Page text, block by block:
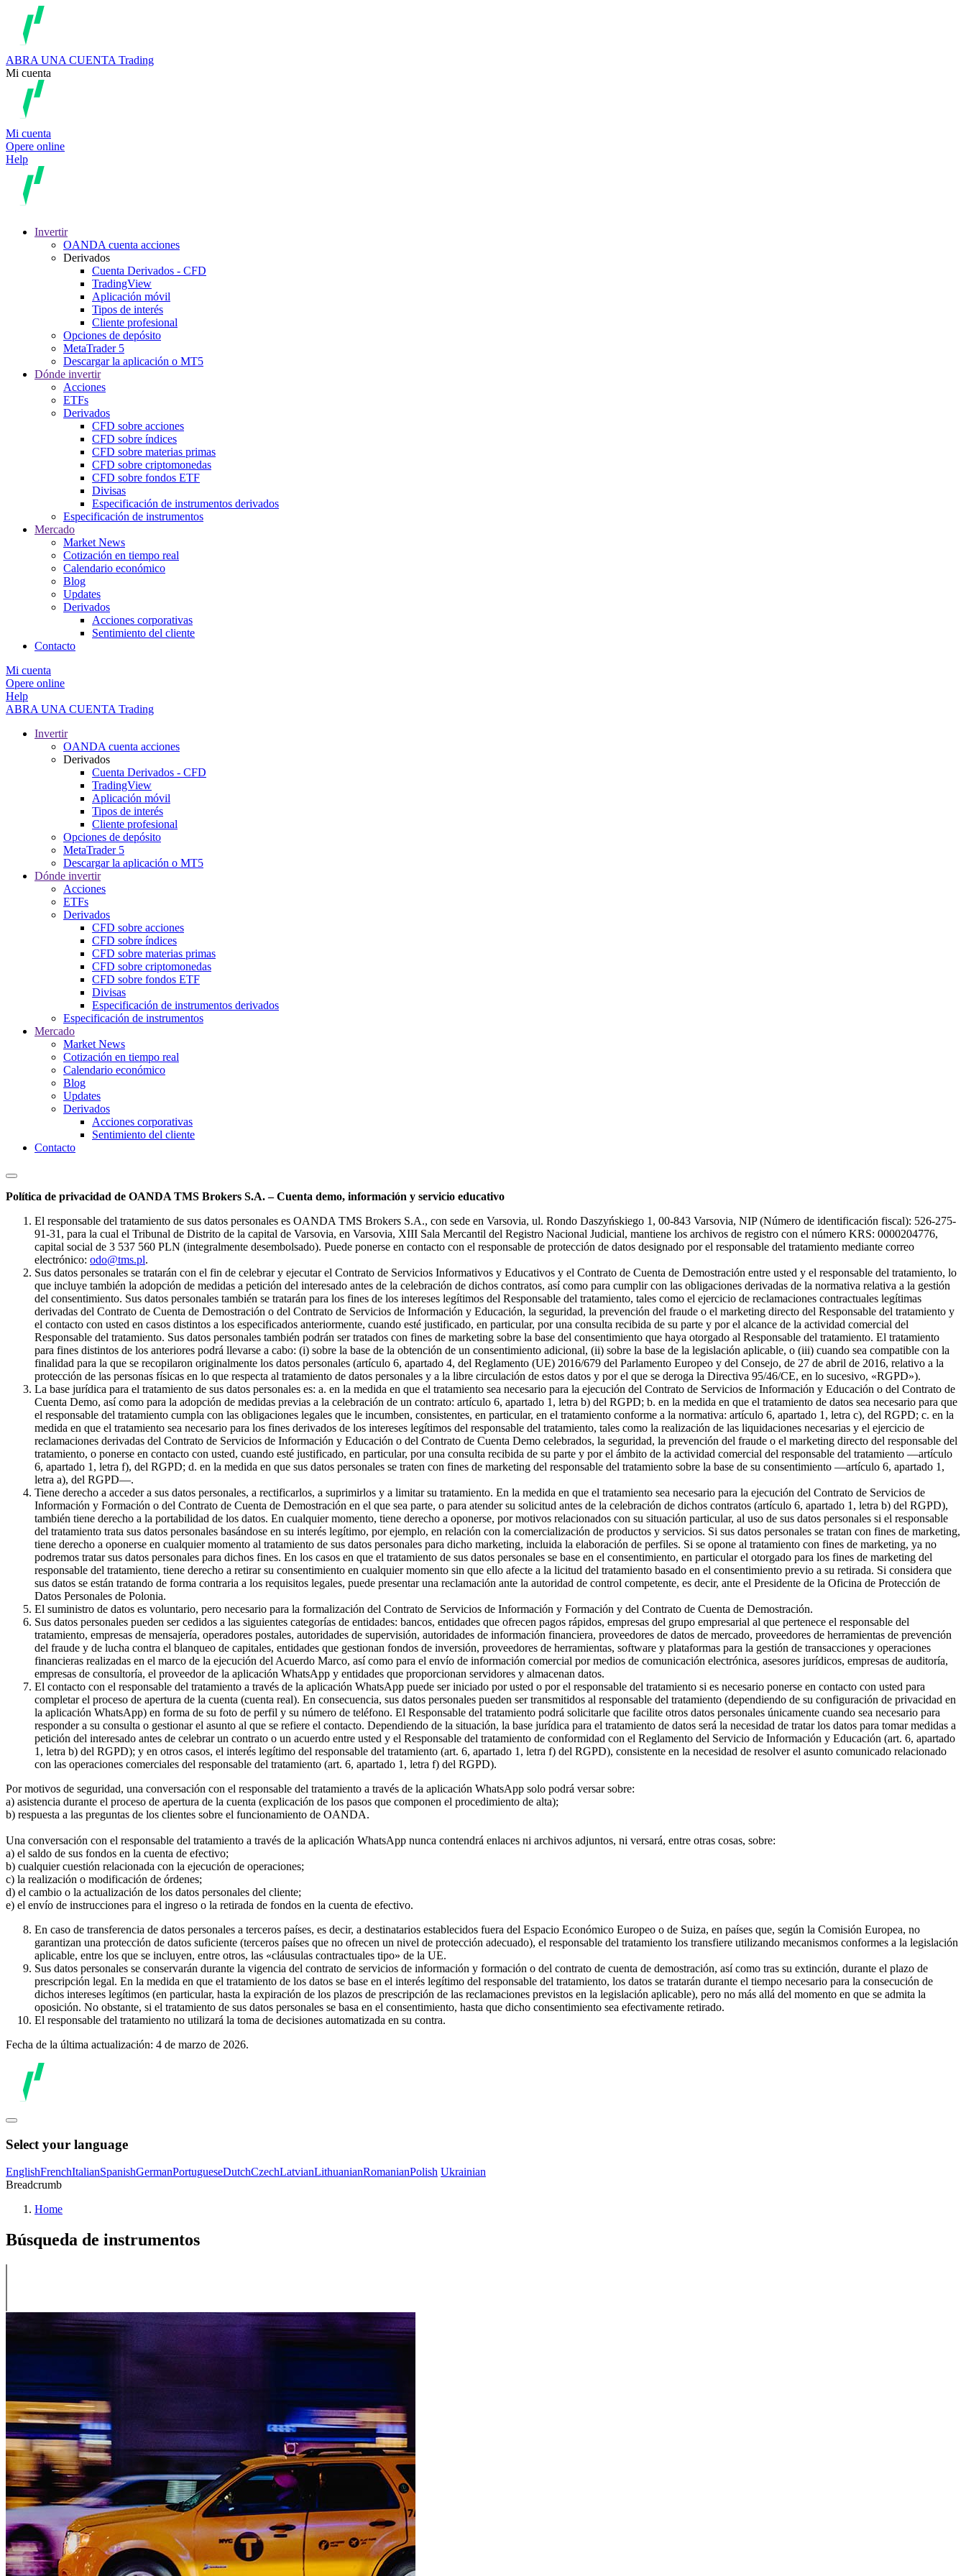
ABRA UNA CUENTA Trading
Mi cuenta
Mi cuenta
Opere online
Help
Invertir
OANDA cuenta acciones
Derivados
Cuenta Derivados - CFD
TradingView
Aplicación móvil
Tipos de interés
Cliente profesional
Opciones de depósito
MetaTrader 5
Descargar la aplicación o MT5
Dónde invertir
Acciones
ETFs
Derivados
CFD sobre acciones
CFD sobre índices
CFD sobre materias primas
CFD sobre criptomonedas
CFD sobre fondos ETF
Divisas
Especificación de instrumentos derivados
Especificación de instrumentos
Mercado
Market News
Cotización en tiempo real
Calendario económico
Blog
Updates
Derivados
Acciones corporativas
Sentimiento del cliente
Contacto
Mi cuenta
Opere online
Help
ABRA UNA CUENTA Trading
Invertir
OANDA cuenta acciones
Derivados
Cuenta Derivados - CFD
TradingView
Aplicación móvil
Tipos de interés
Cliente profesional
Opciones de depósito
MetaTrader 5
Descargar la aplicación o MT5
Dónde invertir
Acciones
ETFs
Derivados
CFD sobre acciones
CFD sobre índices
CFD sobre materias primas
CFD sobre criptomonedas
CFD sobre fondos ETF
Divisas
Especificación de instrumentos derivados
Especificación de instrumentos
Mercado
Market News
Cotización en tiempo real
Calendario económico
Blog
Updates
Derivados
Acciones corporativas
Sentimiento del cliente
Contacto
Política de privacidad de OANDA TMS Brokers S.A. – Cuenta demo, información y servicio educativo
El responsable del tratamiento de sus datos personales es OANDA TMS Brokers S.A., con sede en Varsovia, ul. Rondo Daszyńskiego 1, 00-843 Varsovia, NIP (Número de identificación fiscal): 526-275-
91-31, para la cual el Tribunal de Distrito de la capital de Varsovia, en Varsovia, XIII Sala Mercantil del Registro Nacional Judicial, mantiene los archivos de registro con el número KRS: 0000204776,
capital social de 3 537 560 PLN (integralmente desembolsado). Puede ponerse en contacto con el responsable de protección de datos designado por el responsable del tratamiento mediante correo
electrónico: odo@tms.pl.
Sus datos personales se tratarán con el fin de celebrar y ejecutar el Contrato de Servicios Informativos y Educativos y el Contrato de Cuenta de Demostración entre usted y el responsable del tratamiento, lo
que incluye también la adopción de medidas a petición del interesado antes de la celebración de dichos contratos, así como para cumplir con las obligaciones derivadas de la normativa relativa a la gestión
del consentimiento. Sus datos personales también se tratarán para los fines de los intereses legítimos del Responsable del tratamiento, tales como el ejercicio de reclamaciones contractuales legítimas
derivadas del Contrato de Cuenta de Demostración o del Contrato de Servicios de Información y Educación, la seguridad, la prevención del fraude o el marketing directo del Responsable del tratamiento y
el contacto con usted en casos distintos a los especificados anteriormente, cuando esté justificado, en particular, por una consulta recibida de su parte y por el alcance de la actividad comercial del
Responsable del tratamiento. Sus datos personales también podrán ser tratados con fines de marketing sobre la base del consentimiento que haya otorgado al Responsable del tratamiento. El tratamiento
para fines distintos de los anteriores podrá llevarse a cabo: (i) sobre la base de la obtención de un consentimiento adicional, (ii) sobre la base de la legislación aplicable, o (iii) cuando sea compatible con la
finalidad para la que se recopilaron originalmente los datos personales (artículo 6, apartado 4, del Reglamento (UE) 2016/679 del Parlamento Europeo y del Consejo, de 27 de abril de 2016, relativo a la
protección de las personas físicas en lo que respecta al tratamiento de datos personales y a la libre circulación de estos datos y por el que se deroga la Directiva 95/46/CE, en lo sucesivo, «RGPD»).
La base jurídica para el tratamiento de sus datos personales es: a. en la medida en que el tratamiento sea necesario para la ejecución del Contrato de Servicios de Información y Educación o del Contrato de
Cuenta Demo, así como para la adopción de medidas previas a la celebración de un contrato: artículo 6, apartado 1, letra b) del RGPD; b. en la medida en que el tratamiento de datos sea necesario para que
el responsable del tratamiento cumpla con las obligaciones legales que le incumben, consistentes, en particular, en el tratamiento conforme a la normativa: artículo 6, apartado 1, letra c), del RGPD; c. en la
medida en que el tratamiento sea necesario para los fines derivados de los intereses legítimos del responsable del tratamiento, tales como la realización de las liquidaciones necesarias y el ejercicio de
reclamaciones derivadas del Contrato de Servicios de Información y Educación o del Contrato de Cuenta Demo celebrados, la seguridad, la prevención del fraude o el marketing directo del responsable del
tratamiento, o ponerse en contacto con usted, cuando esté justificado, en particular, por una consulta recibida de su parte y por el ámbito de la actividad comercial del responsable del tratamiento —artículo
6, apartado 1, letra f), del RGPD; d. en la medida en que sus datos personales se traten con fines de marketing del responsable del tratamiento sobre la base de su consentimiento —artículo 6, apartado 1,
letra a), del RGPD—.
Tiene derecho a acceder a sus datos personales, a rectificarlos, a suprimirlos y a limitar su tratamiento. En la medida en que el tratamiento sea necesario para la ejecución del Contrato de Servicios de
Información y Formación o del Contrato de Cuenta de Demostración en el que sea parte, o para atender su solicitud antes de la celebración de dichos contratos (artículo 6, apartado 1, letra b) del RGPD),
también tiene derecho a la portabilidad de los datos. En cualquier momento, tiene derecho a oponerse, por motivos relacionados con su situación particular, al uso de sus datos personales si el responsable
del tratamiento trata sus datos personales basándose en su interés legítimo, por ejemplo, en relación con la comercialización de productos y servicios. Si sus datos personales se tratan con fines de marketing,
tiene derecho a oponerse en cualquier momento al tratamiento de sus datos personales para dicho marketing, incluida la elaboración de perfiles. Si se opone al tratamiento con fines de marketing, ya no
podremos tratar sus datos personales para dichos fines. En los casos en que el tratamiento de sus datos personales se base en el consentimiento, en particular el otorgado para los fines de marketing del
responsable del tratamiento, tiene derecho a retirar su consentimiento en cualquier momento sin que ello afecte a la licitud del tratamiento basado en el consentimiento previo a su retirada. Si considera que
sus datos se están tratando de forma contraria a los requisitos legales, puede presentar una reclamación ante la autoridad de control competente, es decir, ante el Presidente de la Oficina de Protección de
Datos Personales de Polonia.
El suministro de datos es voluntario, pero necesario para la formalización del Contrato de Servicios de Información y Formación y del Contrato de Cuenta de Demostración.
Sus datos personales pueden ser cedidos a las siguientes categorías de entidades: bancos, entidades que ofrecen pagos rápidos, empresas del grupo empresarial al que pertenece el responsable del
tratamiento, empresas de mensajería, operadores postales, autoridades de supervisión, autoridades de información financiera, proveedores de datos de mercado, proveedores de herramientas de prevención
del fraude y de lucha contra el blanqueo de capitales, entidades que gestionan fondos de inversión, proveedores de herramientas, software y plataformas para la gestión de transacciones y operaciones
financieras realizadas en el marco de la ejecución del Acuerdo Marco, así como para el envío de información comercial por medios de comunicación electrónica, asesores jurídicos, empresas de auditoría,
empresas de consultoría, el proveedor de la aplicación WhatsApp y entidades que proporcionan servidores y almacenan datos.
El contacto con el responsable del tratamiento a través de la aplicación WhatsApp puede ser iniciado por usted o por el responsable del tratamiento si es necesario ponerse en contacto con usted para
completar el proceso de apertura de la cuenta (cuenta real). En consecuencia, sus datos personales pueden ser transmitidos al responsable del tratamiento (dependiendo de su configuración de privacidad en
la aplicación WhatsApp) en forma de su foto de perfil y su número de teléfono. El Responsable del tratamiento podrá solicitarle que facilite otros datos personales únicamente cuando sea necesario para
responder a su consulta o gestionar el asunto al que se refiere el contacto. Dependiendo de la situación, la base jurídica para el tratamiento de datos será la necesidad de tratar los datos para tomar medidas a
petición del interesado antes de celebrar un contrato o un acuerdo entre usted y el Responsable del tratamiento de conformidad con el Reglamento del Servicio de Información y Educación (art. 6, apartado
1, letra b) del RGPD); y en otros casos, el interés legítimo del responsable del tratamiento (art. 6, apartado 1, letra f) del RGPD), consistente en la necesidad de resolver el asunto comunicado relacionado
con las operaciones comerciales del responsable del tratamiento (art. 6, apartado 1, letra f) del RGPD).
Por motivos de seguridad, una conversación con el responsable del tratamiento a través de la aplicación WhatsApp solo podrá versar sobre:
a) asistencia durante el proceso de apertura de la cuenta (explicación de los pasos que componen el procedimiento de alta);
b) respuesta a las preguntas de los clientes sobre el funcionamiento de OANDA.
Una conversación con el responsable del tratamiento a través de la aplicación WhatsApp nunca contendrá enlaces ni archivos adjuntos, ni versará, entre otras cosas, sobre:
a) el saldo de sus fondos en la cuenta de efectivo;
b) cualquier cuestión relacionada con la ejecución de operaciones;
c) la realización o modificación de órdenes;
d) el cambio o la actualización de los datos personales del cliente;
e) el envío de instrucciones para el ingreso o la retirada de fondos en la cuenta de efectivo.
En caso de transferencia de datos personales a terceros países, es decir, a destinatarios establecidos fuera del Espacio Económico Europeo o de Suiza, en países que, según la Comisión Europea, no
garantizan una protección de datos suficiente (terceros países que no ofrecen un nivel de protección adecuado), el responsable del tratamiento los transfiere utilizando mecanismos conformes a la legislación
aplicable, entre los que se incluyen, entre otros, las «cláusulas contractuales tipo» de la UE.
Sus datos personales se conservarán durante la vigencia del contrato de servicios de información y formación o del contrato de cuenta de demostración, así como tras su extinción, durante el plazo de
prescripción legal. En la medida en que el tratamiento de los datos se base en el interés legítimo del responsable del tratamiento, los datos se tratarán durante el tiempo necesario para la consecución de
dichos intereses legítimos (en particular, hasta la expiración de los plazos de prescripción de las reclamaciones previstos en la legislación aplicable), pero no más allá del momento en que se admita la
oposición. No obstante, si el tratamiento de sus datos personales se basa en el consentimiento, hasta que dicho consentimiento sea efectivamente retirado.
El responsable del tratamiento no utilizará la toma de decisiones automatizada en su contra.
Fecha de la última actualización: 4 de marzo de 2026.
Select your language
EnglishFrenchItalianSpanishGermanPortugueseDutchCzechLatvianLithuanianRomanianPolish Ukrainian
Breadcrumb
Home
Búsqueda de instrumentos